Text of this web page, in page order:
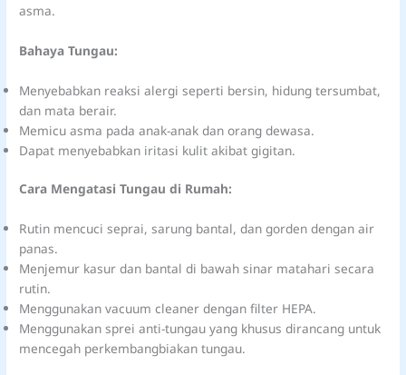
asma.
Bahaya Tungau:
Menyebabkan reaksi alergi seperti bersin, hidung tersumbat,
dan mata berair.
Memicu asma pada anak-anak dan orang dewasa.
Dapat menyebabkan iritasi kulit akibat gigitan.
Cara Mengatasi Tungau di Rumah:
Rutin mencuci seprai, sarung bantal, dan gorden dengan air
panas.
Menjemur kasur dan bantal di bawah sinar matahari secara
rutin.
Menggunakan vacuum cleaner dengan filter HEPA.
Menggunakan sprei anti-tungau yang khusus dirancang untuk
mencegah perkembangbiakan tungau.